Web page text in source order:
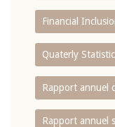
Financial
Quaterly
Rapport annuel
Rapport annuel